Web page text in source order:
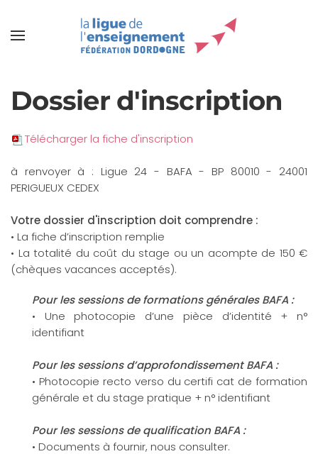
Dossier d'inscription
Télécharger la fiche d'inscription
à renvoyer à : Ligue 24 - BAFA - BP 80010 - 24001
PERIGUEUX CEDEX
Votre dossier d'inscription doit comprendre :
• La fiche d’inscription remplie
• La totalité du coût du stage ou un acompte de 150 €
(chèques vacances acceptés).
Pour les sessions de formations générales BAFA :
• Une photocopie d’une pièce d’identité + n°
identifiant
Pour les sessions d’approfondissement BAFA :
• Photocopie recto verso du certifi cat de formation
générale et du stage pratique + n° identifiant
Pour les sessions de qualification BAFA :
• Documents à fournir, nous consulter.